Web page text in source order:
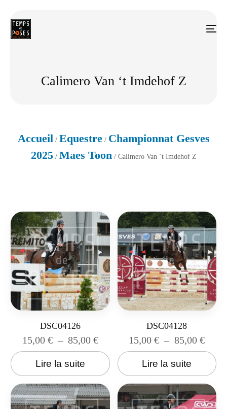
Calimero Van ‘t Imdehof Z
Accueil / Equestre/ Championnat Gesves
2025/ Maes Toon / Calimero Van ‘t Imdehof Z
DSC04126
15,00 € – 85,00 €
Lire la suite
DSC04128
15,00€ – 85,00€
Lire la suite